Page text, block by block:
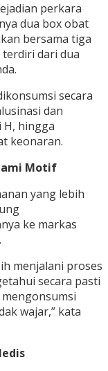
perkara
dua box obat
bersama tiga
dari dua
secara
dan
hingga
keonaran.
Motif
yang lebih
ke markas
menjalani proses
secara pasti
wajar,” kata